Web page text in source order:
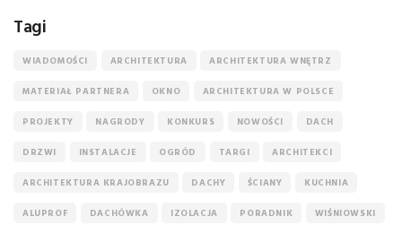
Tagi
WIADOMOŚCI ARCHITEKTURA ARCHITEKTURA WNĘTRZ
MATERIAŁ PARTNERA OKNO ARCHITEKTURA W POLSCE
PROJEKTY NAGRODY KONKURS NOWOŚCI DACH
DRZWI INSTALACJE OGRÓD TARGI ARCHITEKCI
ARCHITEKTURA KRAJOBRAZU DACHY ŚCIANY KUCHNIA
ALUPROF DACHÓWKA IZOLACJA PORADNIK WIŚNIOWSKI